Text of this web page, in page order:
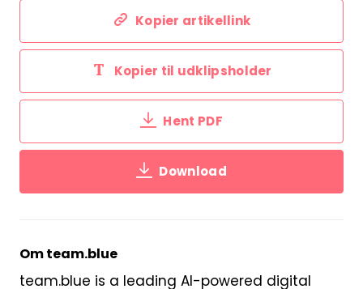
Kopier artikellink
Kopier til udklipsholder
Hent PDF
Download
Om team.blue
team.blue is a leading AI-powered digital